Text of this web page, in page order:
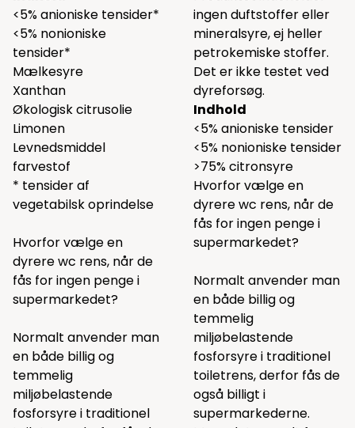
<5% anioniske tensider*
<5% nonioniske
tensider*
Mælkesyre
Xanthan
Økologisk citrusolie
Limonen
Levnedsmiddel
farvestof
* tensider af
vegetabilsk oprindelse
Hvorfor vælge en
dyrere wc rens, når de
fås for ingen penge i
supermarkedet?
Normalt anvender man
en både billig og
temmelig
miljøbelastende
fosforsyre i traditionel
ingen duftstoffer eller
mineralsyre, ej heller
petrokemiske stoffer.
Det er ikke testet ved
dyreforsøg.
Indhold
<5% anioniske tensider
<5% nonioniske tensider
>75% citronsyre
Hvorfor vælge en
dyrere wc rens, når de
fås for ingen penge i
supermarkedet?
Normalt anvender man
en både billig og
temmelig
miljøbelastende
fosforsyre i traditionel
toiletrens, derfor fås de
også billigt i
supermarkederne.